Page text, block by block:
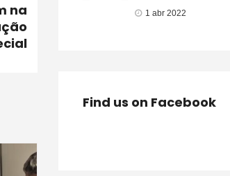
na
1 abr 2022
Find us on Facebook